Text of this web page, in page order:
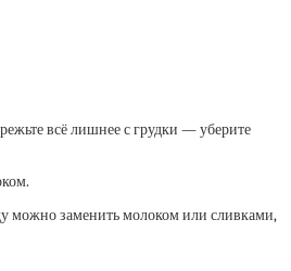
всё лишнее с грудки — уберите
можно заменить молоком или сливками,